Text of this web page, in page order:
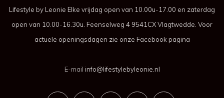
Lifestyle by Leonie Elke vrijdag open van 10.00u-17.00 en zaterdag
open van 10.00-16.30u. Feenselweg 4 9541CX Vlagtwedde. Voor
actuele openingsdagen zie onze Facebook pagina
E-mail info@lifestylebyleonie.nl